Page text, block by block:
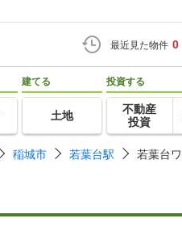
最近見た物件 0
建てる
土地
投資する
不動産
投資
稲城市 若葉台駅 若葉台